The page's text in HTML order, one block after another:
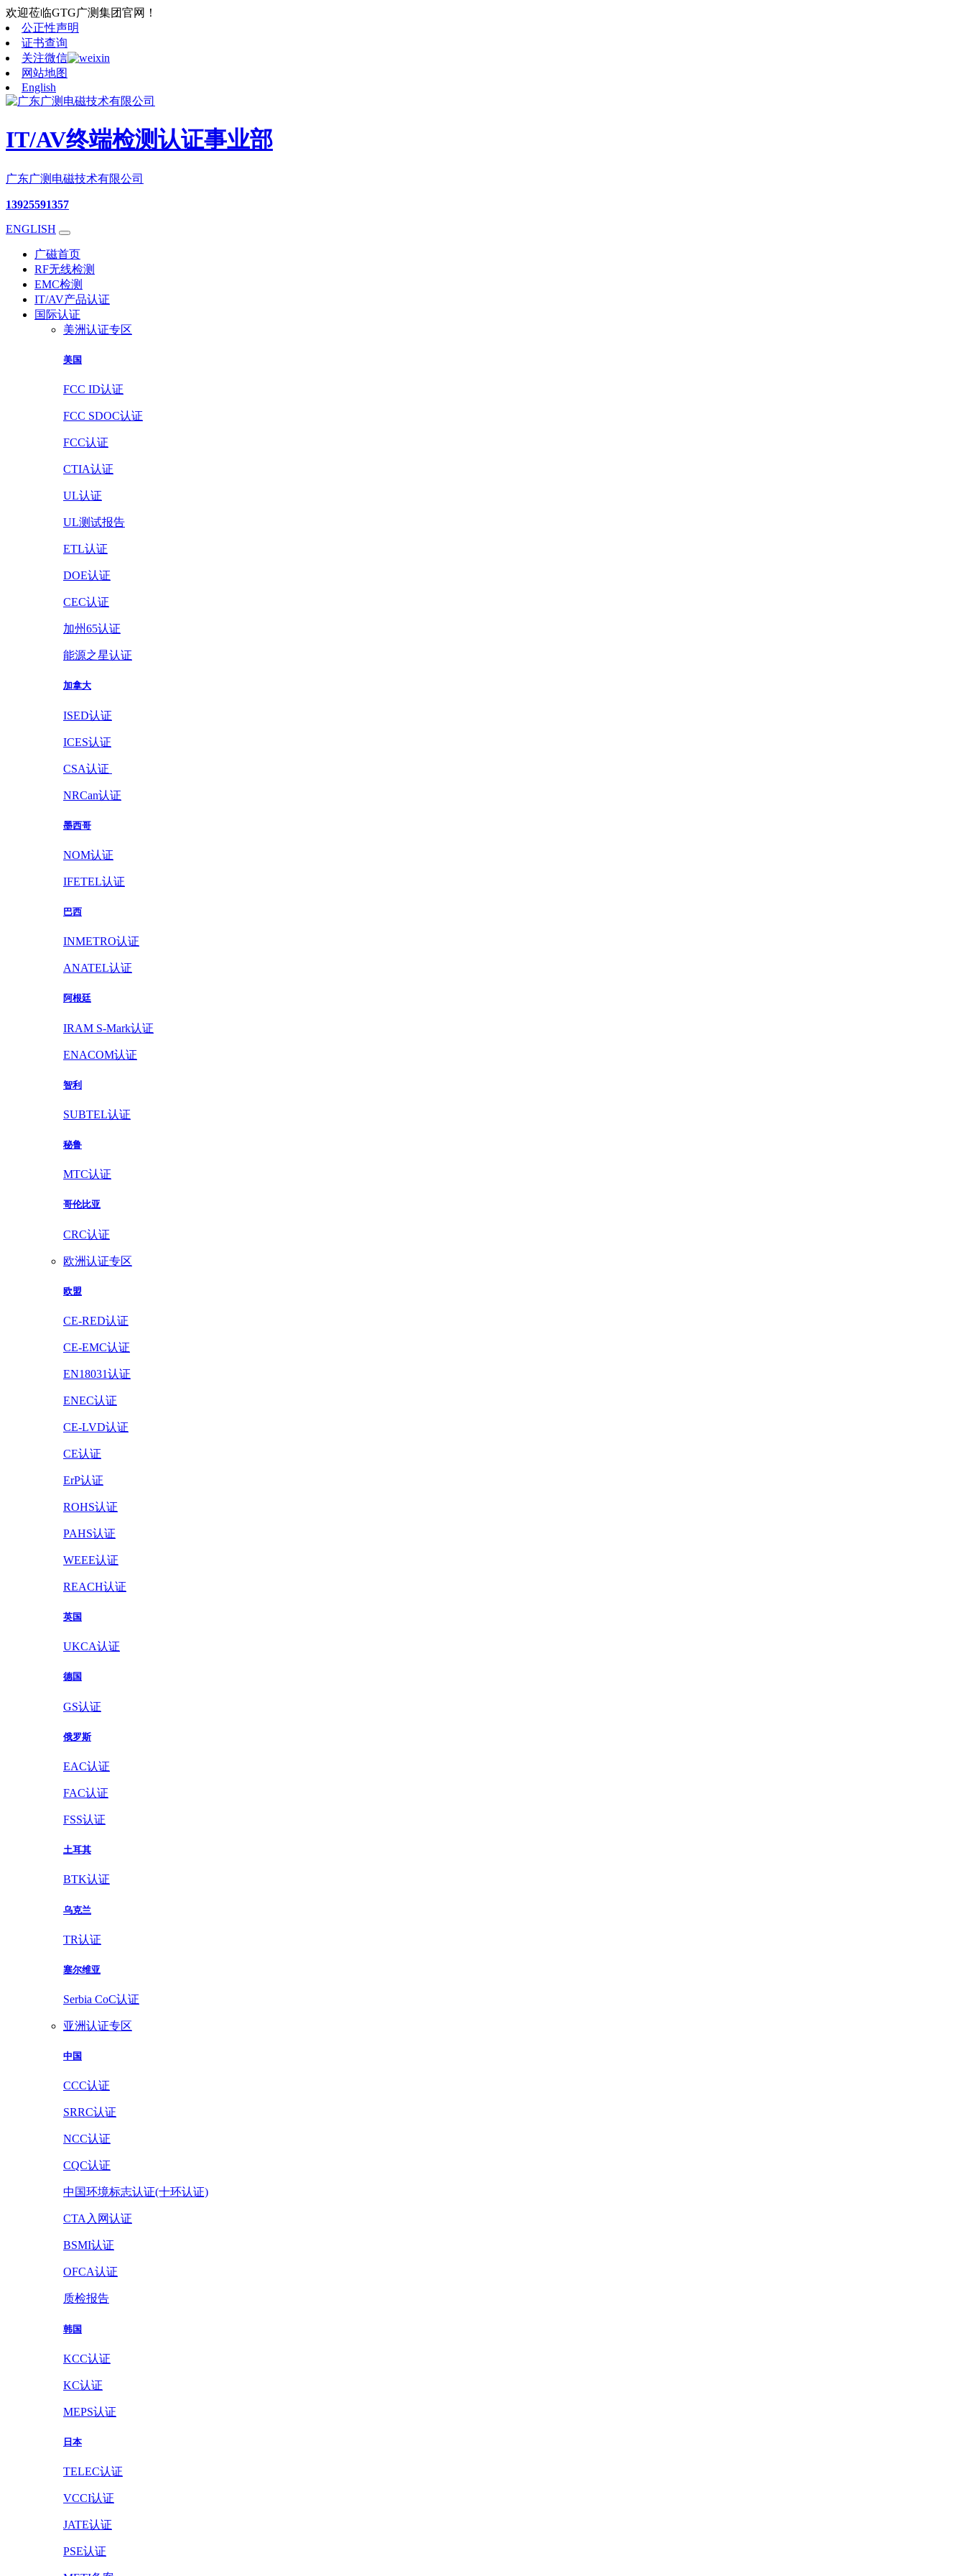
欢迎莅临GTG广测集团官网！
公正性声明
证书查询
关注微信
网站地图
English
IT/AV终端检测认证事业部
广东广测电磁技术有限公司
13925591357
ENGLISH
广磁首页
RF无线检测
EMC检测
IT/AV产品认证
国际认证
美洲认证专区
美国
FCC ID认证
FCC SDOC认证
FCC认证
CTIA认证
UL认证
UL测试报告
ETL认证
DOE认证
CEC认证
加州65认证
能源之星认证
加拿大
ISED认证
ICES认证
CSA认证
NRCan认证
墨西哥
NOM认证
IFETEL认证
巴西
INMETRO认证
ANATEL认证
阿根廷
IRAM S-Mark认证
ENACOM认证
智利
SUBTEL认证
秘鲁
MTC认证
哥伦比亚
CRC认证
欧洲认证专区
欧盟
CE-RED认证
CE-EMC认证
EN18031认证
ENEC认证
CE-LVD认证
CE认证
ErP认证
ROHS认证
PAHS认证
WEEE认证
REACH认证
英国
UKCA认证
德国
GS认证
俄罗斯
EAC认证
FAC认证
FSS认证
土耳其
BTK认证
乌克兰
TR认证
塞尔维亚
Serbia CoC认证
亚洲认证专区
中国
CCC认证
SRRC认证
NCC认证
CQC认证
中国环境标志认证(十环认证)
CTA入网认证
BSMI认证
OFCA认证
质检报告
韩国
KCC认证
KC认证
MEPS认证
日本
TELEC认证
VCCI认证
JATE认证
PSE认证